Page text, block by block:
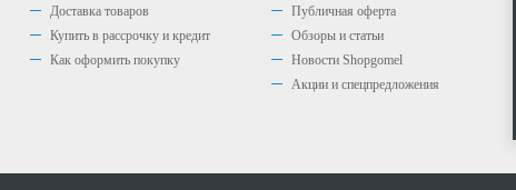
Доставка товаров
Купить в рассрочку и кредит
Как оформить покупку
Публичная оферта
Обзоры и статьи
Новости Shopgomel
Акции и спецпредложения